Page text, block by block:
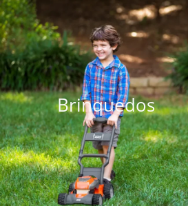
Brinquedos